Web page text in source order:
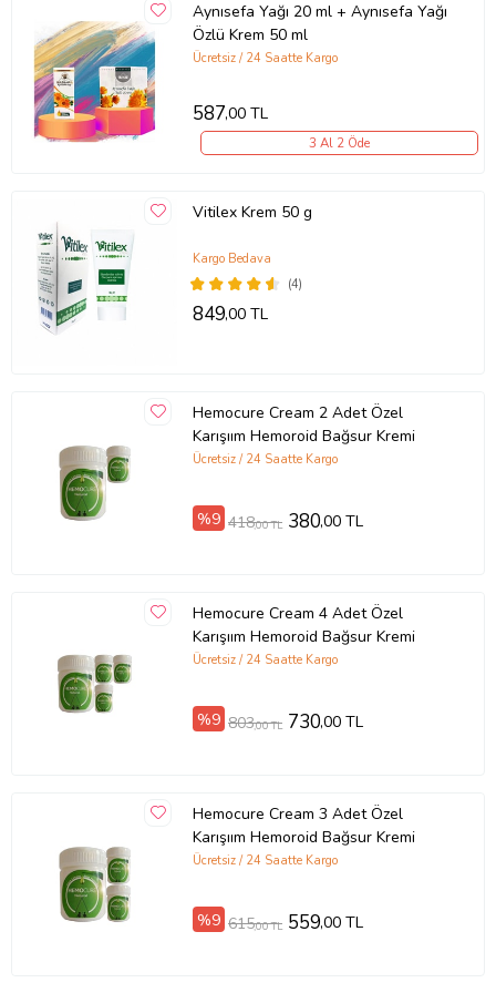
Themra Aynısefa Yağı Özlü Bitkisel Krem 50 cc Ürünü Açıklaması:
THEMRA AYNISEFA YAĞI ÖZLÜ BİTKİSEL KREM
Aynısefa Yağı 20 ml + Aynısefa Yağı
Özlü Krem 50 ml
Ücretsiz / 24 Saatte Kargo
587,00 TL
3 Al 2 Öde
Vitilex Krem 50 g
(4)
Kargo Bedava
849,00 TL
Hemocure Cream 2 Adet Özel
Karışıım Hemoroid Bağsur Kremi
Ücretsiz / 24 Saatte Kargo
%9 418,00 TL 380,00 TL
Hemocure Cream 4 Adet Özel
Karışıım Hemoroid Bağsur Kremi
Ücretsiz / 24 Saatte Kargo
%9 803,00 TL 730,00 TL
Hemocure Cream 3 Adet Özel
Karışıım Hemoroid Bağsur Kremi
Ücretsiz / 24 Saatte Kargo
%9 615,00 TL 559,00 TL